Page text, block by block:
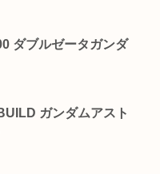
ダブルゼータガンダ
ガンダムアスト